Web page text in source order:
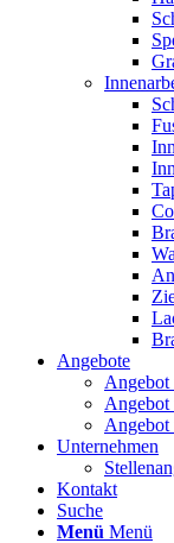
Angebote
Angebot
Angebot
Unternehmen
Kontakt
Suche
Menü Menü